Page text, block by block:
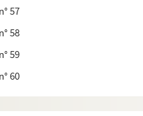
57
58
59
60